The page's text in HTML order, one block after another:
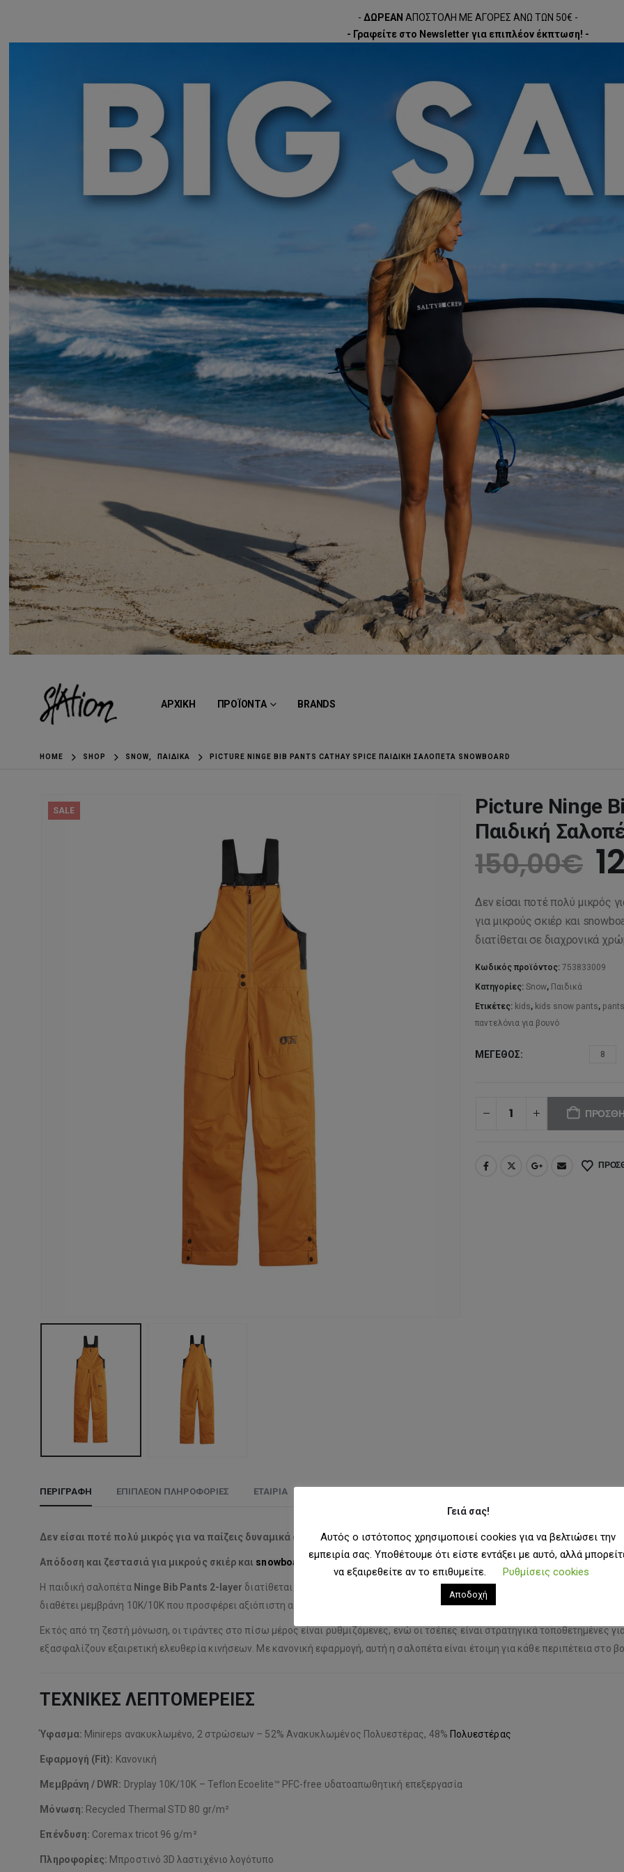
- ΔΩΡΕΑΝ ΑΠΟΣΤΟΛΗ ΜΕ ΑΓΟΡΕΣ ΑΝΩ ΤΩΝ 50€ -
- Γραφείτε στο Newsletter για επιπλέον έκπτωση! -
ΑΡΧΙΚΗ ΠΡΟΪΟΝΤΑ BRANDS
HOME SHOP SNOW ΠΑΙΔΙΚΆ PICTURE NINGE BIB PANTS CATHAY SPICE ΠΑΙΔΙΚΉ ΣΑΛΟΠΈΤΑ SNOWBOARD
SALE
Picture Ninge
Παιδική
150,00€
Δεν είσαι ποτέ πολύ μικρός
για μικρούς σκιέρ και
διατίθεται σε διαχρονικά
Κωδικός προϊόντος: 753833009
Κατηγορίες: Snow, Παιδικά
Ετικέτες: kids, kids snow pants, pants
παντελόνια για βουνό
ΜΈΓΕΘΟΣ 8
ΠΕΡΙΓΡΑΦΉ ΕΠΙΠΛΈΟΝ ΠΛΗΡΟΦΟΡΊΕΣ ΕΤΑΙΡΊΑ
Δεν είσαι ποτέ πολύ μικρός για να παίζεις δυναμικά στο χιόνι.
Απόδοση και ζεστασιά για μικρούς σκιέρ και snowboarders
Η παιδική σαλοπέτα Ninge Bib Pants 2-layer διατίθεται σε διαχρονικά χρώματα και αποτελεί ιδανική επιλογή για νεαρούς
διαθέτει μεμβράνη 10K/10K που προσφέρει αξιόπιστη αδιαβροχοποίηση και διαπνοή, καθώς και PFC-free υδατοαπωθητική
Εκτός από τη ζεστή μόνωση, οι τιράντες στο πίσω μέρος είναι ρυθμιζόμενες, ενώ οι τσέπες είναι στρατηγικά τοποθετημένες
εξασφαλίζουν εξαιρετική ελευθερία κινήσεων. Με κανονική εφαρμογή, αυτή η σαλοπέτα είναι έτοιμη για κάθε περιπέτεια στο
ΤΕΧΝΙΚΕΣ ΛΕΠΤΟΜΕΡΕΙΕΣ
Ύφασμα: Minireps ανακυκλωμένο, 2 στρώσεων – 52% Ανακυκλωμένος Πολυεστέρας, 48% Πολυεστέρας
Εφαρμογή (Fit): Κανονική
Μεμβράνη / DWR: Dryplay 10K/10K – Teflon Ecoelite™ PFC-free υδατοαπωθητική επεξεργασία
Μόνωση: Recycled Thermal STD 80 gr/m²
Επένδυση: Coremax tricot 96 g/m²
Πληροφορίες: Μπροστινό 3D λαστιχένιο λογότυπο
Γειά σας!
Αυτός ο ιστότοπος χρησιμοποιεί cookies για να βελτιώσει την
εμπειρία σας. Υποθέτουμε ότι είστε εντάξει με αυτό, αλλά
να εξαιρεθείτε αν το επιθυμείτε.
Ρυθμίσεις cookies
Αποδοχή